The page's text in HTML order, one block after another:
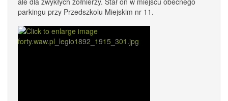
parkingu przy Przedszkolu Miejskim nr 11.